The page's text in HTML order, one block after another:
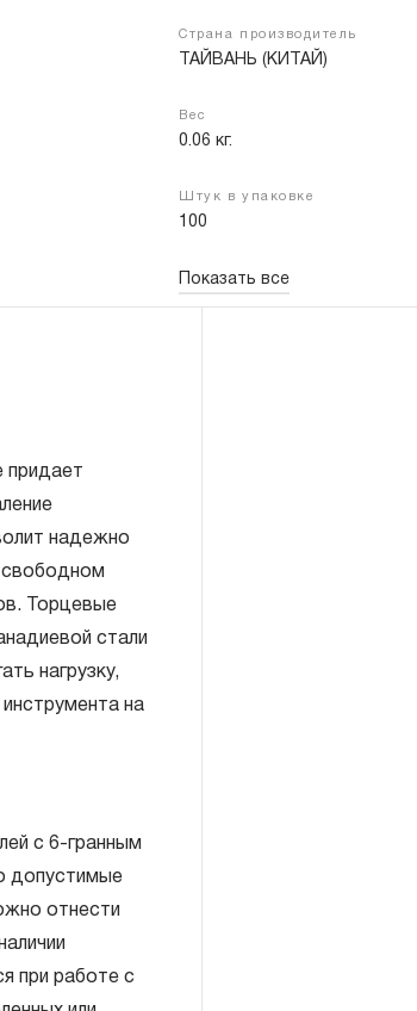
Регистрация
Страна производитель
ТАЙВАНЬ (КИТАЙ)
Вес
0.06 кг.
Штук в упаковке
100
Показать все
придает
надежно
свободном
Торцевые
стали
нагрузку,
на
с 6-гранным
допустимые
отнести
при работе с
для ручного